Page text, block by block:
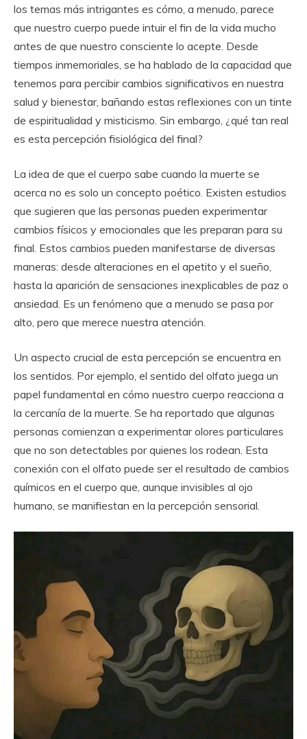
los temas más intrigantes es cómo, a menudo, parece
que nuestro cuerpo puede intuir el fin de la vida mucho
antes de que nuestro consciente lo acepte. Desde
tiempos inmemoriales, se ha hablado de la capacidad que
tenemos para percibir cambios significativos en nuestra
salud y bienestar, bañando estas reflexiones con un tinte
de espiritualidad y misticismo. Sin embargo, ¿qué tan real
es esta percepción fisiológica del final?
La idea de que el cuerpo sabe cuando la muerte se
acerca no es solo un concepto poético. Existen estudios
que sugieren que las personas pueden experimentar
cambios físicos y emocionales que les preparan para su
final. Estos cambios pueden manifestarse de diversas
maneras: desde alteraciones en el apetito y el sueño,
hasta la aparición de sensaciones inexplicables de paz o
ansiedad. Es un fenómeno que a menudo se pasa por
alto, pero que merece nuestra atención.
Un aspecto crucial de esta percepción se encuentra en
los sentidos. Por ejemplo, el sentido del olfato juega un
papel fundamental en cómo nuestro cuerpo reacciona a
la cercanía de la muerte. Se ha reportado que algunas
personas comienzan a experimentar olores particulares
que no son detectables por quienes los rodean. Esta
conexión con el olfato puede ser el resultado de cambios
químicos en el cuerpo que, aunque invisibles al ojo
humano, se manifiestan en la percepción sensorial.